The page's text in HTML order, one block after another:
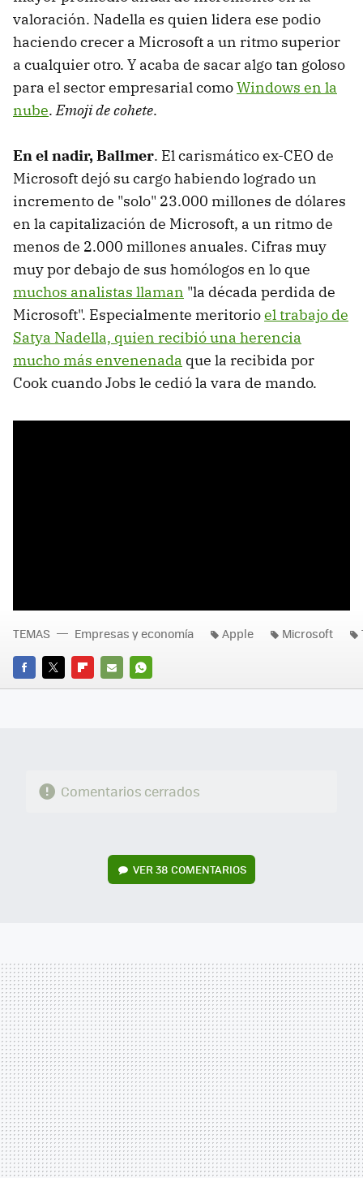
valoración. Nadella es quien lidera ese podio
haciendo crecer a Microsoft a un ritmo superior
a cualquier otro. Y acaba de sacar algo tan goloso
para el sector empresarial comoWindows en la
nube. Emoji de cohete.
En el nadir, Ballmer. El carismático ex-CEO de
Microsoft dejó su cargo habiendo logrado un
incremento de "solo" 23.000 millones de dólares
en la capitalización de Microsoft, a un ritmo de
menos de 2.000 millones anuales. Cifras muy
muy por debajo de sus homólogos en lo que
muchos analistas llaman "la década perdida de
Microsoft". Especialmente meritorioel trabajo de
Satya Nadella, quien recibió una herencia
mucho más envenenada que la recibida por
Cook cuando Jobs le cedió la vara de mando.
FACEBOOK
TWITTERFLIPBOARD
E-
WHATSAPP
TEMAS Empresas y economía Apple Microsoft
Comentarios cerrados
VER 38 COMENTARIOS